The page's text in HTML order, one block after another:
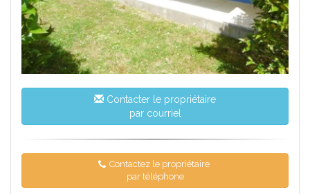
Contacter le propriétaire
par courriel
Contactez le propriétaire
par téléphone